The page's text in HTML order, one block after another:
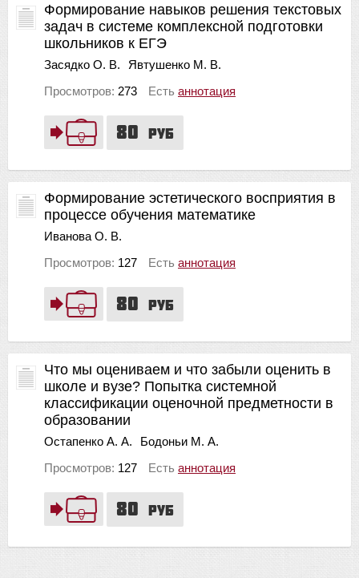
80 руб
Формирование навыков решения текстовых
задач в системе комплексной подготовки
школьников к ЕГЭ
Засядко О. В.
Явтушенко М. В.
Просмотров: 273 Есть аннотация
80 руб
Формирование эстетического восприятия в
процессе обучения математике
Иванова О. В.
Просмотров: 127 Есть аннотация
80 руб
Что мы оцениваем и что забыли оценить в
школе и вузе? Попытка системной
классификации оценочной предметности в
образовании
Остапенко А. А.
Бодоньи М. А.
Просмотров: 127 Есть аннотация